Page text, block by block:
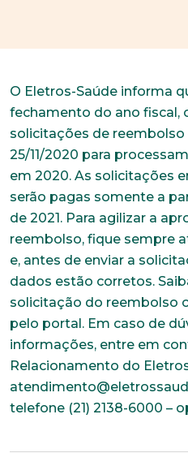
O Eletros-Saúde informa
fechamento do ano fiscal,
solicitações de reembolso
25/11/2020 para
em 2020. As solicitações
serão pagas somente a
de 2021. Para agilizar a
reembolso, fique sempre
e, antes de enviar a
dados estão corretos.
solicitação do reembolso
pelo portal. Em caso de
informações, entre em
Relacionamento do
telefone (21) 2138-6000 –